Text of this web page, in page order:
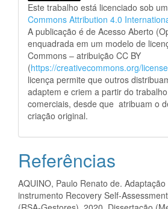
Este trabalho está licenciado sob
Commons Attribution 4.0
A publicação é de Acesso Aberto
enquadrada em um modelo de
Commons – atribuição CC BY
(https://creativecommons.org/
licença permite que outros
adaptem e criem a partir do
comerciais, desde que atribuam o
criação original.
Referências
AQUINO, Paulo Renato de.
instrumento Recovery Self-